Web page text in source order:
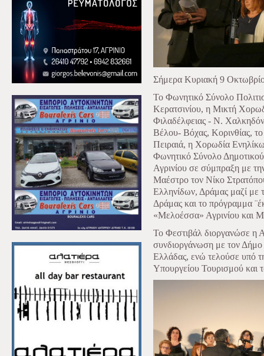
Σήμερα Κυριακή 9
Το Φωνητικό Σύνολο
Κερατσινίου, η Μικτή
Φιλαδέλφειας - Ν.
Βέλου- Βόχας, Κορινθίας,
Πειραιά, η Χορωδία
Φωνητικό Σύνολο
Αγρινίου σε σύμπραξη με
Μαέστρο τον Νίκο
Ελληνίδων, Δράμας μαζί
Δράμας και το πρόγραμμα
«Μελοέσσα» Αγρινίου και
Το Φεστιβάλ διοργανώσε η
συνδιοργάνωση με τον Δήμο
Ελλάδας, ενώ τελούσε υπό
Υπουργείου Τουρισμού και